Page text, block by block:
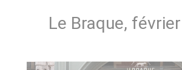
Le Braque,